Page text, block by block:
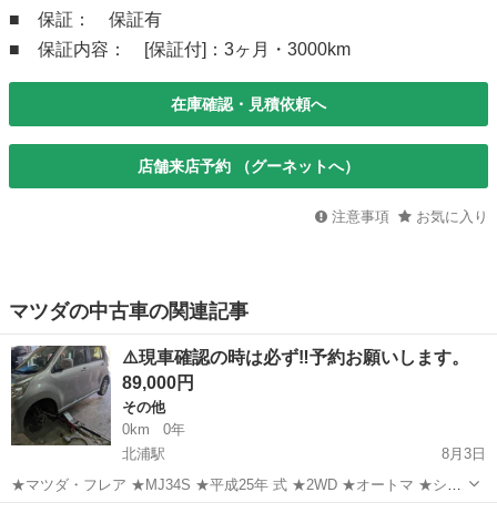
■ 保証： 保証有
■ 保証内容： [保証付]：3ヶ月・3000km
在庫確認・見積依頼へ
店舗来店予約 （グーネットへ）
注意事項 お気に入り
マツダの中古車の関連記事
⚠️現車確認の時は必ず‼️予約お願いします。
89,000円
その他
0km
0年
北浦駅
8月3日
★マツダ・フレア ★MJ34S ★平成25年 式 ★2WD ★オートマ ★シャ
ンパンゴールド色 ★車検ナシ ★NA 🔵車検取得の際はお問合せ下さ